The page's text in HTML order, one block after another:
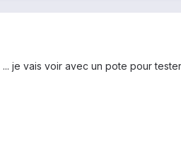
je vais voir avec un pote pour